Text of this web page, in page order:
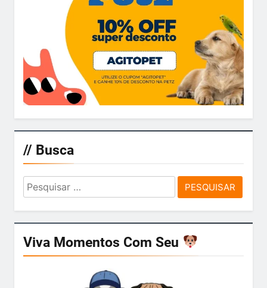
// Busca
Pesquisar
por:
Viva Momentos Com Seu